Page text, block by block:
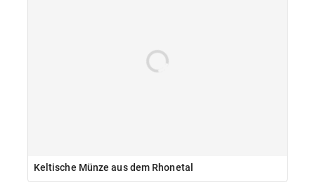
Keltische Münze aus dem Rhonetal